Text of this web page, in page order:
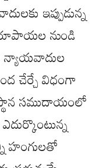
ఇప్పుడున్న
రూపాయల నుండి
న్యాయవాదుల
చేర్చే విధంగా
సముదాయంలో
హంగులతో